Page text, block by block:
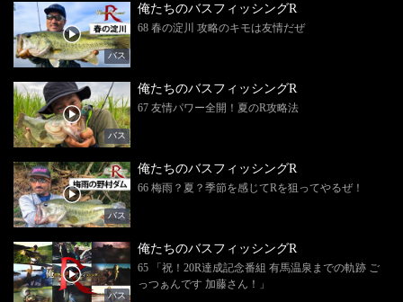
バス
俺たちのバスフィッシングR
68 春の淀川 攻略のキモは友情だぜ
バス
俺たちのバスフィッシングR
67 友情パワー全開！夏のR攻略法
バス
俺たちのバスフィッシングR
66 梅雨？夏？季節を感じてRを狙ってやるぜ！
バス
俺たちのバスフィッシングR
65 「祝！20R達成記念番組 有馬温泉までの軌跡 ご
っつぁんです 加藤さん！」